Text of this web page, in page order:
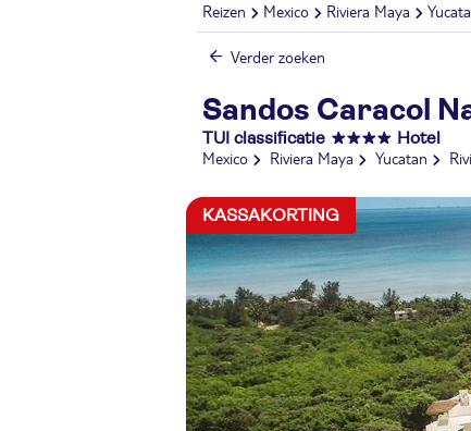
Reizen Mexico Riviera Maya
Verder zoeken
Sandos Caracol
TUI classificatie Hotel
Mexico Riviera Maya Yucatan
KASSAKORTING